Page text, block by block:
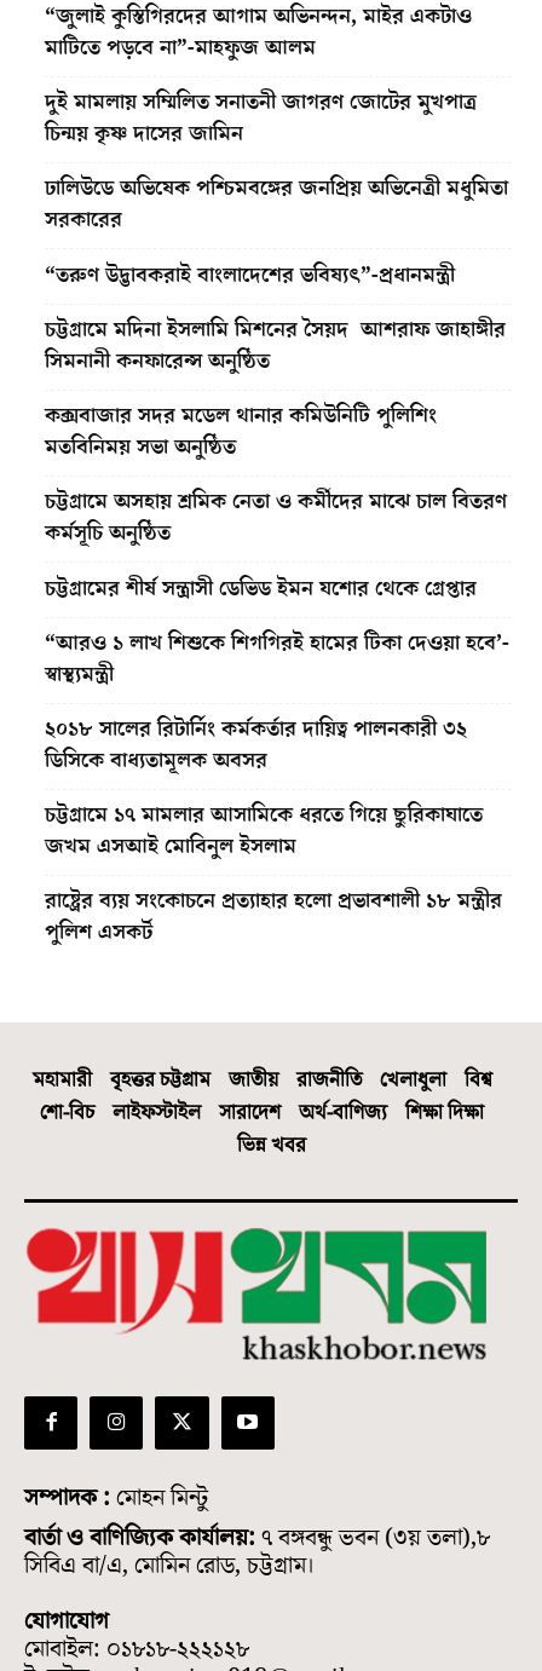
“জুলাই কুস্তিগিরদের আগাম অভিনন্দন, মাইর একটাও
মাটিতে পড়বে না”-মাহফুজ আলম
দুই মামলায় সম্মিলিত সনাতনী জাগরণ জোটের মুখপাত্র
চিন্ময় কৃষ্ণ দাসের জামিন
ঢালিউডে অভিষেক পশ্চিমবঙ্গের জনপ্রিয় অভিনেত্রী মধুমিতা
সরকারের
“তরুণ উদ্ভাবকরাই বাংলাদেশের ভবিষ্যৎ”-প্রধানমন্ত্রী
চট্টগ্রামে মদিনা ইসলামি মিশনের সৈয়দ আশরাফ জাহাঙ্গীর
সিমনানী কনফারেন্স অনুষ্ঠিত
কক্সবাজার সদর মডেল থানার কমিউনিটি পুলিশিং
মতবিনিময় সভা অনুষ্ঠিত
চট্টগ্রামে অসহায় শ্রমিক নেতা ও কর্মীদের মাঝে চাল বিতরণ
কর্মসূচি অনুষ্ঠিত
চট্টগ্রামের শীর্ষ সন্ত্রাসী ডেভিড ইমন যশোর থেকে গ্রেপ্তার
“আরও ১ লাখ শিশুকে শিগগিরই হামের টিকা দেওয়া হবে’-
স্বাস্থ্যমন্ত্রী
২০১৮ সালের রিটার্নিং কর্মকর্তার দায়িত্ব পালনকারী ৩২
ডিসিকে বাধ্যতামূলক অবসর
চট্টগ্রামে ১৭ মামলার আসামিকে ধরতে গিয়ে ছুরিকাঘাতে
জখম এসআই মোবিনুল ইসলাম
রাষ্ট্রের ব্যয় সংকোচনে প্রত্যাহার হলো প্রভাবশালী ১৮ মন্ত্রীর
পুলিশ এসকর্ট
মহামারী বৃহত্তর চট্টগ্রাম জাতীয় রাজনীতি খেলাধুলা
বিশ্ব
শো-বিচ
লাইফস্টাইল সারাদেশ অর্থ-বাণিজ্য
শিক্ষা দিক্ষা
ভিন্ন খবর
সম্পাদক : মোহন মিন্টু
বার্তা ও বাণিজ্যিক কার্যালয়: ৭ বঙ্গবন্ধু ভবন (৩য় তলা),৮
সিবিএ বা/এ, মোমিন রোড, চট্টগ্রাম।
যোগাযোগ
মোবাইল: ০১৮১৮-২২২১২৮